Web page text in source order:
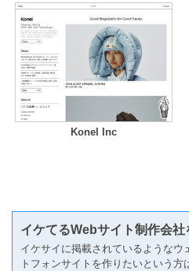
Konel Inc
イケてるWebサイト制作会
イケサイに掲載されているようなウ
トフォンサイトを作りたいという